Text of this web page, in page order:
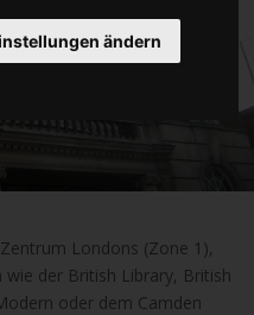
ändern
Londons (Zone 1),
der British Library, British
oder dem Camden